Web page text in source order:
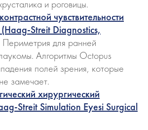
и роговицы.
чувствительности
Streit Diagnostics,
Периметрия для ранней
Алгоритмы Octopus
полей зрения, которые
замечает.
хирургический
Streit Simulation Eyesi Surgical